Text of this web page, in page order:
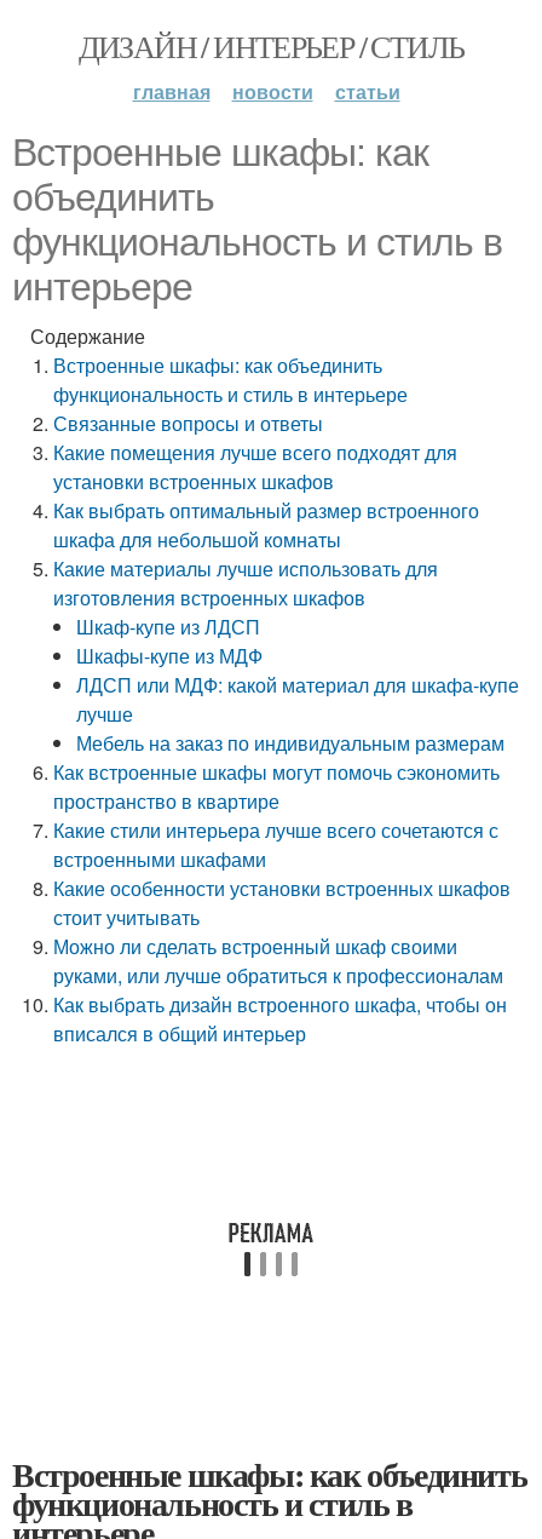
ДИЗАЙН / ИНТЕРЬЕР / СТИЛЬ
главная новости статьи
Встроенные шкафы: как
объединить
функциональность и стиль в
интерьере
Содержание
Встроенные шкафы: как объединить
функциональность и стиль в интерьере
Связанные вопросы и ответы
Какие помещения лучше всего подходят для
установки встроенных шкафов
Как выбрать оптимальный размер встроенного
шкафа для небольшой комнаты
Какие материалы лучше использовать для
изготовления встроенных шкафов
Шкаф-купе из ЛДСП
Шкафы-купе из МДФ
ЛДСП или МДФ: какой материал для шкафа‑купе
лучше
Мебель на заказ по индивидуальным размерам
Как встроенные шкафы могут помочь сэкономить
пространство в квартире
Какие стили интерьера лучше всего сочетаются с
встроенными шкафами
Какие особенности установки встроенных шкафов
стоит учитывать
Можно ли сделать встроенный шкаф своими
руками, или лучше обратиться к профессионалам
Как выбрать дизайн встроенного шкафа, чтобы он
вписался в общий интерьер
Встроенные шкафы: как объединить
функциональность и стиль в